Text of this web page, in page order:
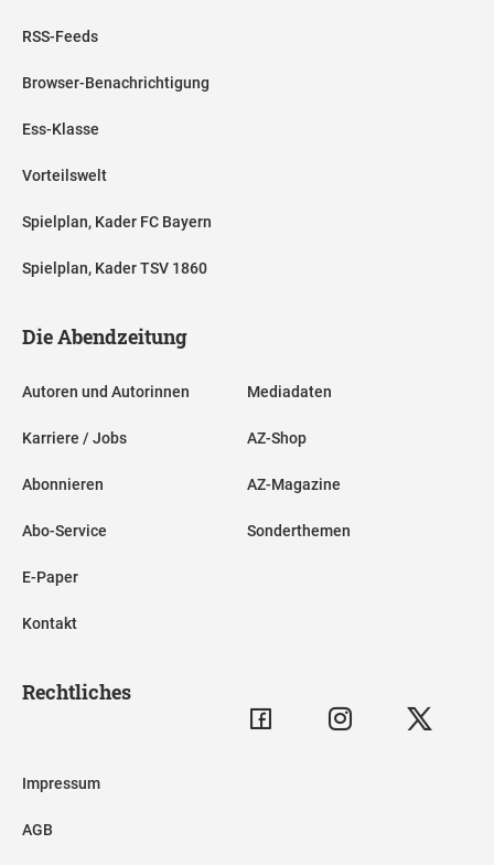
RSS-Feeds
Browser-Benachrichtigung
Ess-Klasse
Vorteilswelt
Spielplan, Kader FC Bayern
Spielplan, Kader TSV 1860
Die Abendzeitung
Autoren und Autorinnen
Karriere / Jobs
Abonnieren
Abo-Service
E-Paper
Kontakt
Mediadaten
AZ-Shop
AZ-Magazine
Sonderthemen
Rechtliches
Impressum
AGB